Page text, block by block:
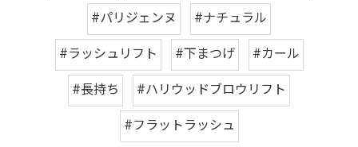
#パリジェンヌ
#ナチュラル
#ラッシュリフト
#下まつげ
#カール
#長持ち
#ハリウッドブロウリフト
#フラットラッシュ